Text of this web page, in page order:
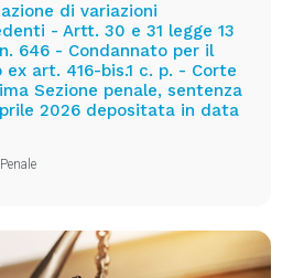
di variazioni
- Artt. 30 e 31 legge 13
646 - Condannato per il
art. 416-bis.1 c. p. - Corte
Sezione penale, sentenza
2026 depositata in data
Penale